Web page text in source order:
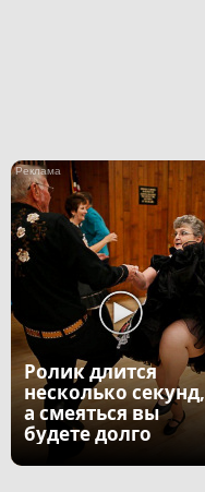
Ролик длится
несколько секунд,
а смеяться вы
будете долго